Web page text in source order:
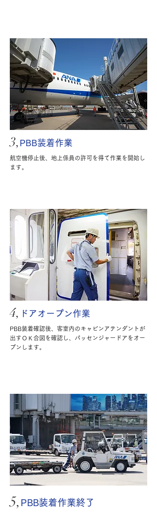
3, PBB装着作業
​航空機停止後、地上係員の許可を得て作業を開始し
ます。
4, ドアオープン作業
PBB装着確認後、客室内のキャビンアテンダントが
出すＯＫ合図を確認し、パッセンジャードアをオー
プンします。
5, PBB装着作業終了